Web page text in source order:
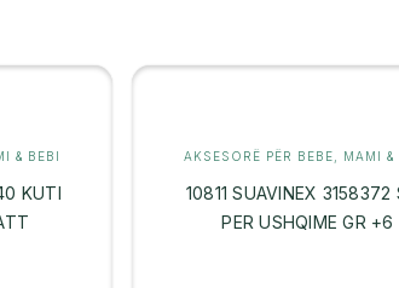
& BEBI
KUTI
AKSESORË PËR BEBE MAMI &
10811 SUAVINEX 3158372
PER USHQIME GR +6